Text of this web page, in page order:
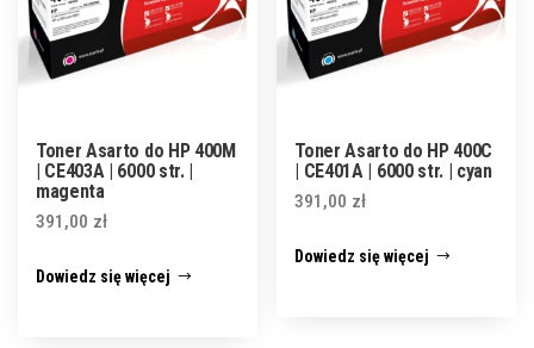
Toner Asarto do HP 400M
| CE403A | 6000 str. |
magenta
391,00 zł
Dowiedz się więcej
Toner Asarto do HP 400C
| CE401A | 6000 str. | cyan
391,00 zł
Dowiedz się więcej